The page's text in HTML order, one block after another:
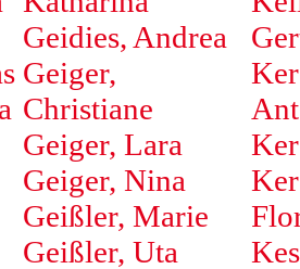
Geidies, Andrea
Geiger,
Christiane
Geiger, Lara
Geiger, Nina
Geißler, Marie
Geißler, Uta